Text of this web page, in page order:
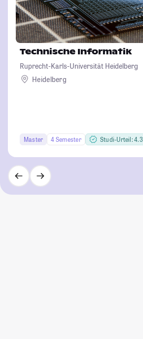
Technische Informatik
Ruprecht-Karls-Universität Heidelberg
Heidelberg
Master 4 Semester Studi-Urteil: 4.3